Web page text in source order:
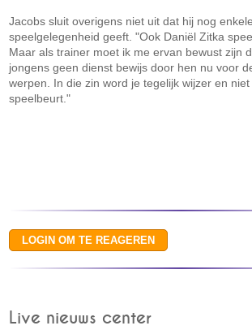
Jacobs sluit overigens niet uit dat hij nog
speelgelegenheid geeft. "Ook Daniël Zitka
Maar als trainer moet ik me ervan bewust zijn
jongens geen dienst bewijs door hen nu voor
werpen. In die zin word je tegelijk wijzer en
speelbeurt."
Live nieuws center